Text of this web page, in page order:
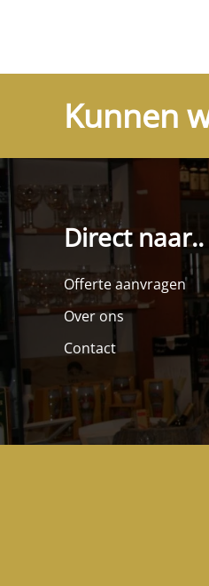
Kunnen
Direct naar..
Offerte aanvragen
Over ons
Contact